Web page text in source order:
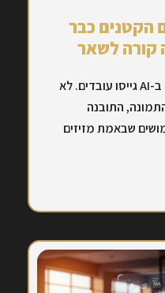
הקטנים כבר
82% מהעסקים שמשתמשים ב-AI גייסו עובדים. לא
התובנה
שבאמת מזיזים